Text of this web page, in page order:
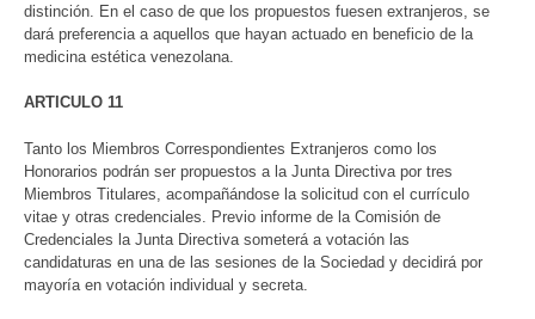
distinción. En el caso de que los propuestos fuesen extranjeros, se
dará preferencia a aquellos que hayan actuado en beneficio de la
medicina estética venezolana.
ARTICULO 11
Tanto los Miembros Correspondientes Extranjeros como los
Honorarios podrán ser propuestos a la Junta Directiva por tres
Miembros Titulares, acompañándose la solicitud con el currículo
vitae y otras credenciales. Previo informe de la Comisión de
Credenciales la Junta Directiva someterá a votación las
candidaturas en una de las sesiones de la Sociedad y decidirá por
mayoría en votación individual y secreta.